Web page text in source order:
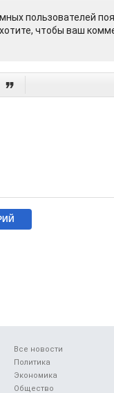
пользователей
чтобы ваш

Все новости
Политика
Экономика
Общество